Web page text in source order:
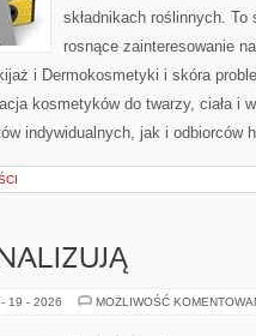
składnikach roślinnych.
rosnące zainteresowanie
i Dermokosmetyki i skóra
kosmetyków do twarzy, ciała i
indywidualnych, jak i
19 - 2026 MOŻLIWOŚĆ